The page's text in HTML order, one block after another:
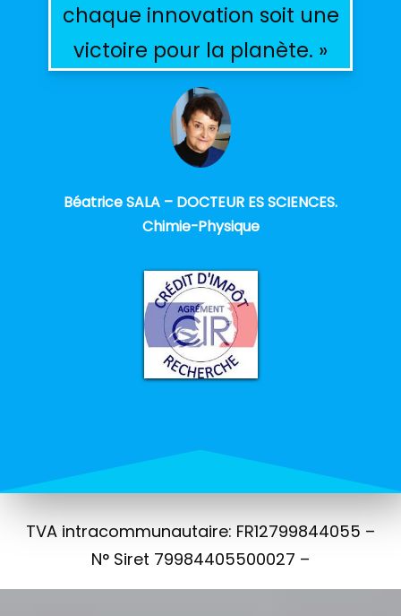
chaque innovation soit une
victoire pour la planète. »
Béatrice SALA – DOCTEUR ES SCIENCES.
Chimie-Physique
TVA intracommunautaire: FR12799844055 –
N° Siret 79984405500027 –